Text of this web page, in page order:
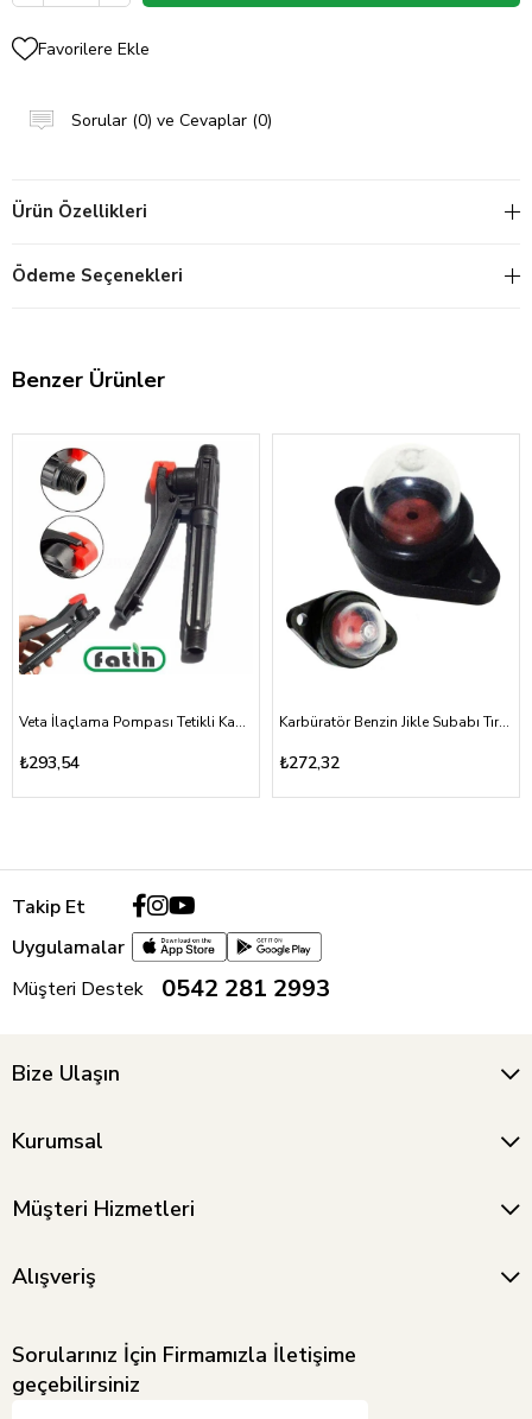
Favorilere Ekle
Sorular (0) ve Cevaplar (0)
Ürün Özellikleri
Ödeme Seçenekleri
Benzer Ürünler
Veta İlaçlama Pompası Tetikli Kabze Akülü, Mekanik 16A, 16T
₺293,54
Karbüratör Benzin Jikle Subabı Tırpan ve Testere Vidalı Tip
₺272,32
Takip Et
Uygulamalar
Müşteri Destek
0542 281 2993
Bize Ulaşın
Kurumsal
Müşteri Hizmetleri
Alışveriş
Sorularınız İçin Firmamızla İletişime
geçebilirsiniz